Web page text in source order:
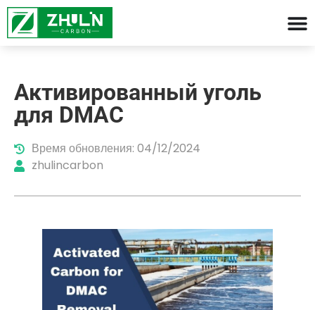
Активированный уголь
для DMAC
Время обновления: 04/12/2024
zhulincarbon